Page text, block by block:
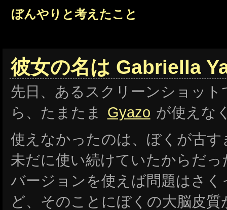
ぼんやりと考えたこと
彼女の名は Gabriella
先日、あるスクリーンショッ
ら、たまたま Gyazo が使えな
使えなかったのは、ぼくが古
未だに使い続けていたからだ
バージョンを使えば問題はさ
ど、そのことにぼくの大脳皮